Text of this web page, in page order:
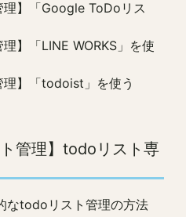
理】「Google ToDoリス
】「LINE WORKS」を使
理】「todoist」を使う
管理】todoリスト専
なtodoリスト管理の方法